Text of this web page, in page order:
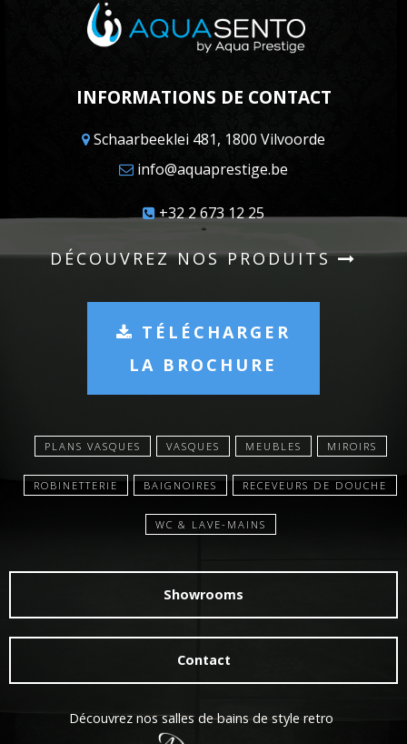
INFORMATIONS DE CONTACT
Schaarbeeklei 481, 1800 Vilvoorde
info@aquaprestige.be
+32 2 673 12 25
DÉCOUVREZ NOS PRODUITS
TÉLÉCHARGER
LA BROCHURE
PLANS VASQUES VASQUES MEUBLES MIROIRS
ROBINETTERIE BAIGNOIRES RECEVEURS DE DOUCHE
WC & LAVE-MAINS
Showrooms
Contact
Découvrez nos salles de bains de style retro